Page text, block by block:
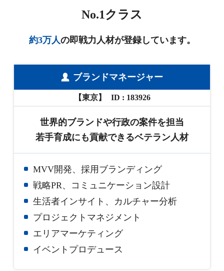
No.1クラス
約3万人の即戦力人材が登録しています。
ブランドマネージャー
【東京】 183926
世界的ブランドや行政の案件を担当
若手育成にも貢献できるベテラン人材
MVV開発、採用ブランディング
戦略PR、コミュニケーション設計
生活者インサイト、カルチャー分析
プロジェクトマネジメント
エリアマーケティング
イベントプロデュース